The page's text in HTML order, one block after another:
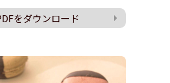
をダウンロード